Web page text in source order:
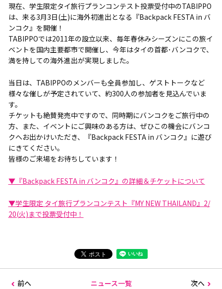
現在、学生限定タイ旅行プランコンテスト投票受付中のTABIPPO
は、来る3月3日(土)に海外初進出となる『Backpack FESTA in バ
ンコク』を開催！
TABIPPOでは2011年の設立以来、毎年春休みシーズンにこの旅イ
ベントを国内主要都市で開催し、今年はタイの首都･バンコクで、
満を持しての海外進出が実現しました。
当日は、TABIPPOのメンバーも全員参加し、ゲストトークなど
様々な催しが予定されていて、約300人の参加者を見込んでいま
す。
チケットも絶賛発売中ですので、同時期にバンコクをご旅行中の
方、また、イベントにご興味のある方は、ぜひこの機会にバンコ
クへお出かけいただき、『Backpack FESTA in バンコク』に遊び
にきてください。
皆様のご来場をお待ちしています！
▼『Backpack FESTA in バンコク』の詳細＆チケットについて
▼学生限定 タイ旅行プランコンテスト『MY NEW THAILAND』2/
20(火)まで投票受付中！
前へ ニュース一覧 次へ